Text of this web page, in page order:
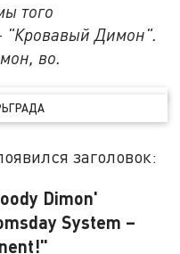
того
"Кровавый Димон".
во.
заголовок:
Dimon'
System –